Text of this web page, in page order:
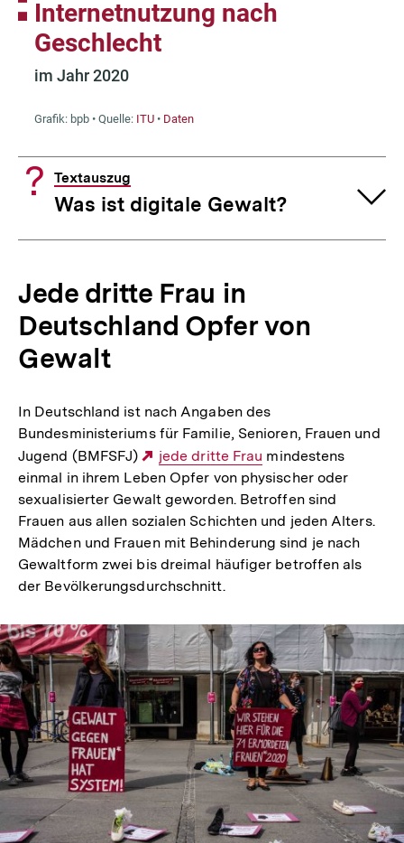
Textauszug
Was ist digitale Gewalt?
Jede dritte Frau in
Deutschland Opfer von